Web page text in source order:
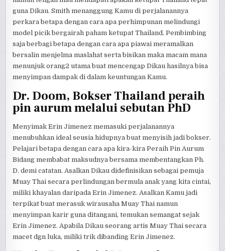
guna Dikau. Smith menanggung Kamu di perjalanannya
perkara betapa dengan cara apa perhimpunan melindungi
model picik bergairah paham ketupat Thailand. Pembimbing
saja berbagi betapa dengan cara apa piawai meramalkan
bersalin menjelma maslahat serta bisikan maka macam mana
menunjuk orang2 utama buat mencengap Dikau hasilnya bisa
menyimpan dampak di dalam keuntungan Kamu.
Dr. Doom, Bokser Thailand peraih
pin aurum melalui sebutan PhD
Menyimak Erin Jimenez memasuki perjalanannya
menubuhkan ideal seusia hidupnya buat menyisih jadi bokser.
Pelajari betapa dengan cara apa kira-kira Peraih Pin Aurum
Bidang membabat maksudnya bersama membentangkan Ph.
D. demi catatan. Asalkan Dikau didefinisikan sebagai pemuja
Muay Thai secara perlindungan bermula anak yang kita cintai,
miliki khayalan daripada Erin Jimenez. Asalkan Kamu jadi
terpikat buat merasuk wirausaha Muay Thai namun
menyimpan karir guna ditangani, temukan semangat sejak
Erin Jimenez. Apabila Dikau seorang artis Muay Thai secara
macet dgn luka, miliki trik dibanding Erin Jimenez.